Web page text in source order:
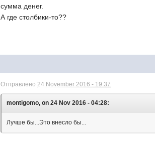
сумма денег.
А где столбики-то??
Отправлено24 November 2016 - 19:37
montigomo, on 24 Nov 2016 - 04:28:
Лучше бы...Это внесло бы...